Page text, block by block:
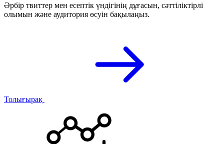
Әрбір твиттер мен есептік үндігінің дұғасын, сәттіліктірлі
олымын және аудитория өсуін бақылаңыз.
Толығырақ